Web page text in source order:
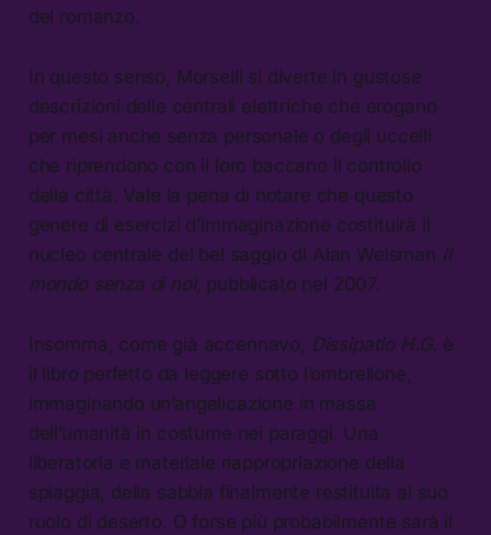
del romanzo.
In questo senso, Morselli si diverte in gustose
descrizioni delle centrali elettriche che erogano
per mesi anche senza personale o degli uccelli
che riprendono con il loro baccano il controllo
della città. Vale la pena di notare che questo
genere di esercizi d’immaginazione costituirà il
nucleo centrale del bel saggio di Alan Weisman Il
mondo senza di noi, pubblicato nel 2007.
Insomma, come già accennavo, Dissipatio H.G. è
il libro perfetto da leggere sotto l’ombrellone,
immaginando un’angelicazione in massa
dell’umanità in costume nei paraggi. Una
liberatoria e materiale riappropriazione della
spiaggia, della sabbia finalmente restituita al suo
ruolo di deserto. O forse più probabilmente sarà il